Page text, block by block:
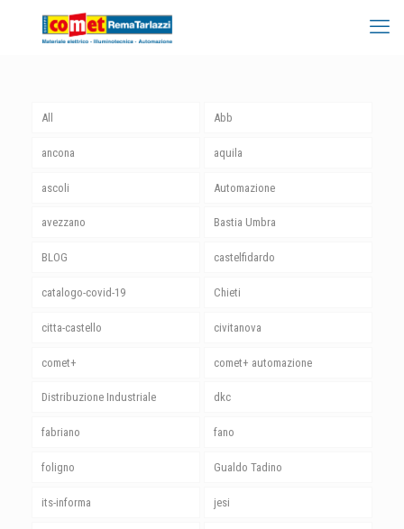
All Abb
ancona aquila
ascoli Automazione
avezzano Bastia Umbra
BLOG castelfidardo
catalogo-covid-19 Chieti
citta-castello civitanova
comet+ comet+ automazione
Distribuzione Industriale dkc
fabriano fano
foligno Gualdo Tadino
its-informa jesi